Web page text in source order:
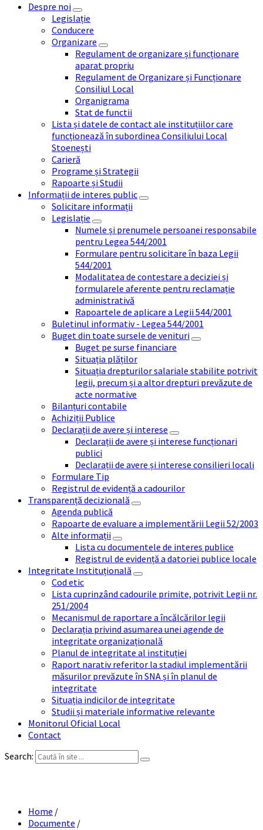
Despre noi
Legislație
Conducere
Organizare
Regulament de organizare și funcționare
aparat propriu
Regulament de Organizare și Funcționare
Consiliul Local
Organigrama
Stat de functii
Lista și datele de contact ale instituțiilor care
funcționează în subordinea Consiliului Local
Stoenești
Carieră
Programe și Strategii
Rapoarte și Studii
Informații de interes public
Solicitare informații
Legislație
Numele și prenumele persoanei responsabile
pentru Legea 544/2001
Formulare pentru solicitare în baza Legii
544/2001
Modalitatea de contestare a deciziei și
formularele aferente pentru reclamație
administrativă
Rapoartele de aplicare a Legii 544/2001
Buletinul informativ - Legea 544/2001
Buget din toate sursele de venituri
Buget pe surse financiare
Situația plăților
Situația drepturilor salariale stabilite potrivit
legii, precum și a altor drepturi prevăzute de
acte normative
Bilanțuri contabile
Achiziții Publice
Declarații de avere și interese
Declarații de avere și interese funcționari
publici
Declarații de avere și interese consilieri locali
Formulare Tip
Registrul de evidență a cadourilor
Transparență decizională
Agenda publică
Rapoarte de evaluare a implementării Legii 52/2003
Alte informații
Lista cu documentele de interes publice
Registrul de evidență a datoriei publice locale
Integritate Instituțională
Cod etic
Lista cuprinzând cadourile primite, potrivit Legii nr.
251/2004
Mecanismul de raportare a încălcărilor legii
Declarația privind asumarea unei agende de
integritate organizațională
Planul de integritate al instituției
Raport narativ referitor la stadiul implementării
măsurilor prevăzute în SNA și în planul de
integritate
Situația indicilor de integritate
Studii și materiale informative relevante
Monitorul Oficial Local
Contact
Search:
Home /
Documente /